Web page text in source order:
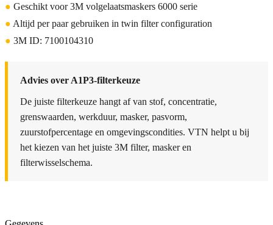
● Geschikt voor 3M volgelaatsmaskers 6000 serie
● Altijd per paar gebruiken in twin filter configuration
● 3M ID: 7100104310
Advies over A1P3-filterkeuze
De juiste filterkeuze hangt af van stof, concentratie,
grenswaarden, werkduur, masker, pasvorm,
zuurstofpercentage en omgevingscondities. VTN helpt u bij
het kiezen van het juiste 3M filter, masker en
filterwisselschema.